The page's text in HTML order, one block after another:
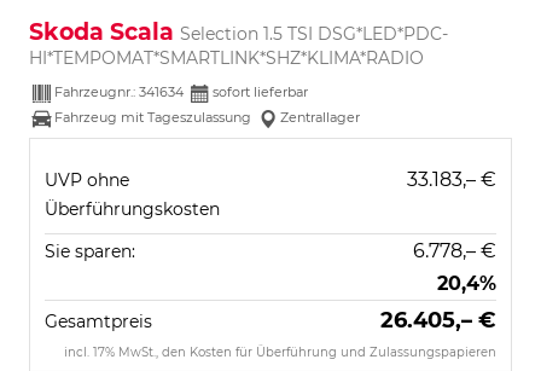
Skoda Scala Selection 1.5 TSI DSG*LED*PDC-
HI*TEMPOMAT*SMARTLINK*SHZ*KLIMA*RADIO
Fahrzeugnr.: 341634
sofort lieferbar
Fahrzeug mit Tageszulassung
Zentrallager
UVP ohne
Überführungskosten
33.183,– €
Sie sparen:
6.778,– €
20,4%
Gesamtpreis 26.405,– €
incl. 17% MwSt., den Kosten für Überführung und Zulassungspapieren